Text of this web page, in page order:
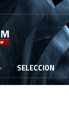
SELECCION